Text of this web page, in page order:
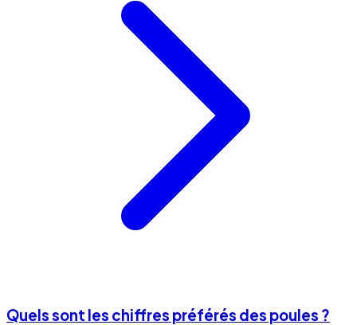
Quels sont les chiffres préférés des poules ?